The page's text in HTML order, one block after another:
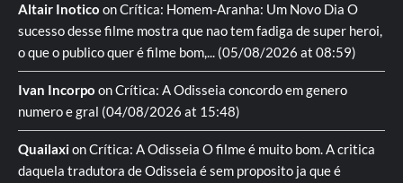
Altair Inotico onCrítica: Homem-Aranha: Um Novo Dia O
sucesso desse filme mostra que nao tem fadiga de super heroi,
o que o publico quer é filme bom,... (05/08/2026 at 08:59)
Ivan Incorpo onCrítica: A Odisseia concordo em genero
numero e gral (04/08/2026 at 15:48)
QuailaxionCrítica: A Odisseia O filme é muito bom. A critica
daquela tradutora de Odisseia é sem proposito ja que é